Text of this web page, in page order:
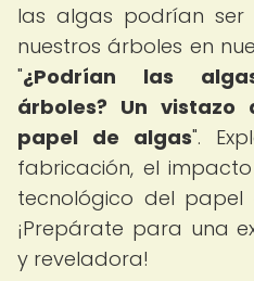
las algas podrían
nuestros árboles en
"¿Podrían las
árboles? Un
papel de algas".
fabricación, el
tecnológico del papel
¡Prepárate para una
y reveladora!